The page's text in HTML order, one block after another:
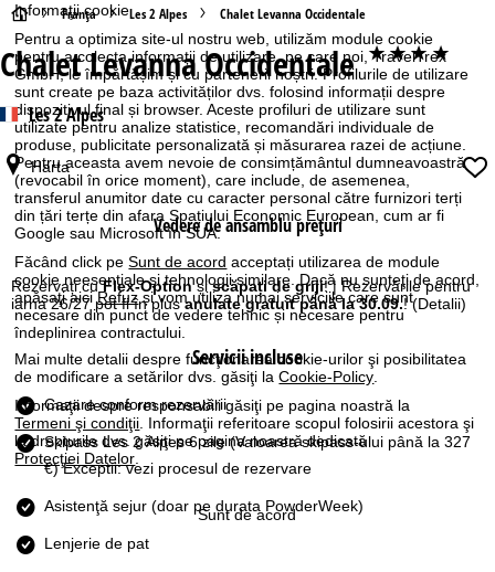
Informaţii cookie
Pentru a optimiza site-ul nostru web, utilizăm module cookie
pentru a colecta informații de utilizare, pe care noi, TravelTrex
GmbH, le împărtășim și cu partenerii noștri. Profilurile de utilizare
sunt create pe baza activităților dvs. folosind informații despre
dispozitivul final și browser. Aceste profiluri de utilizare sunt
utilizate pentru analize statistice, recomandări individuale de
produse, publicitate personalizată și măsurarea razei de acțiune.
Pentru aceasta avem nevoie de consimțământul dumneavoastră
(revocabil în orice moment), care include, de asemenea,
transferul anumitor date cu caracter personal către furnizori terți
din țări terțe din afara Spațiului Economic European, cum ar fi
Google sau Microsoft în SUA.
Făcând click peSunt de acord acceptați utilizarea de module
cookie neesențiale și tehnologii similare. Dacă nu sunteţi de acord,
apăsaţi aiciRefuz și vom utiliza numai serviciile care sunt
necesare din punct de vedere tehnic și necesare pentru
îndeplinirea contractului.
Mai multe detalii despre funcţionarea cookie-urilor şi posibilitatea
de modificare a setărilor dvs. găsiţi laCookie-Policy.
Informaţii despre responsabili găsiţi pe pagina noastră la
Termeni şi condiţii. Informaţii referitoare scopul folosirii acestora şi
la drepturile dvs. găsiţi pe pagina noastră dedicată
Protecţiei Datelor.
Sunt de acord
A
c
a
s
ă
Franţa Les 2 Alpes Chalet Levanna Occidentale
Chalet Levanna Occidentale ****
Les 2 Alpes
Harta
Vedere de ansamblu prețuri
Rezervați cuFlex-Optionșiscăpați de griji! | Rezervările pentru
iarna 26/27 pot fi în plusanulate gratuit până la 30.09.!(Detalii)
Servicii incluse
Cazare conform rezervării
Skipass Les 2 Alpes 6 zile(Valoarea skipass-ului până la 327
€) Exceptii: vezi procesul de rezervare
Asistenţă sejur (doar pe durata PowderWeek)
Lenjerie de pat